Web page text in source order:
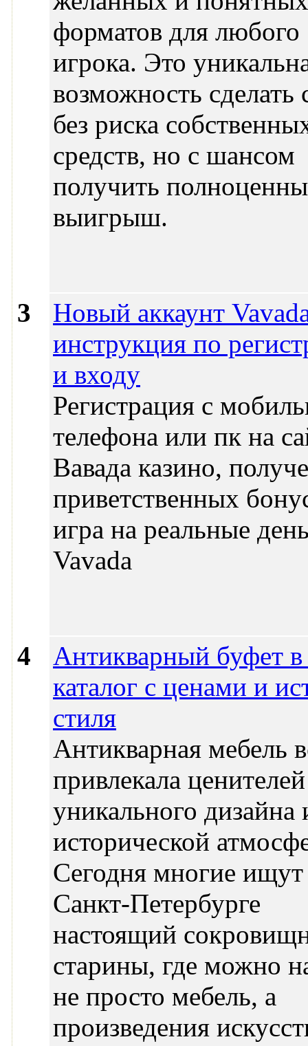
форматов для любого
игрока. Это
возможность сделать
без риска
средств, но с шансом
получить
выигрыш.
3
Новый аккаунт
инструкция по
и входу
Регистрация с
телефона или пк на
Вавада казино,
приветственных
игра на реальные
Vavada
4
Антикварный буфет
каталог с ценами и
стиля
Антикварная мебель
привлекала ценителей
уникального дизайна
исторической
Сегодня многие ищут
Санкт-Петербурге
настоящий
старины, где можно
не просто мебель, а
произведения